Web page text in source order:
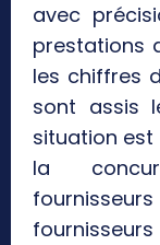
avec
prestations
les chiffres
sont assis
situation est
la